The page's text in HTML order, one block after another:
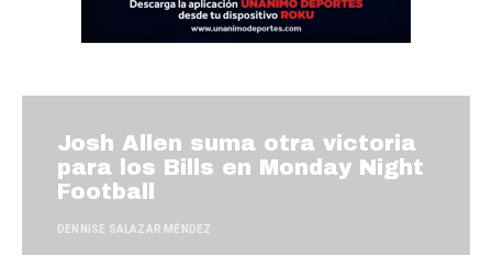
Josh Allen suma otra victoria
para los Bills en Monday Night
Football
DENNISE SALAZAR MÉNDEZ